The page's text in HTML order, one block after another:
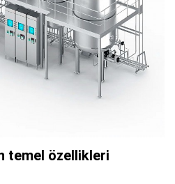
temel özellikleri